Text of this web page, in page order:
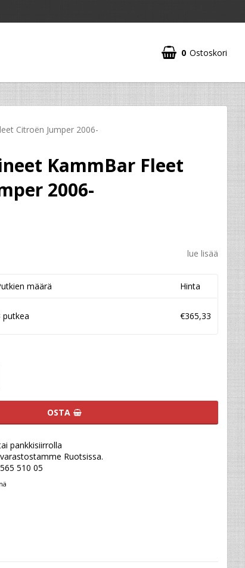
0 Ostoskori
Citroën Jumper 2006-
KammBar Fleet
2006-
lue lisää
määrä Hinta
putkea €365,33
OSTA
pankkisiirrolla
Ruotsissa.
510 05